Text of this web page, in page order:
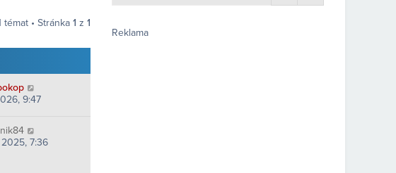
témat • Stránka 1 z 1
9:47
2025, 7:36
Reklama